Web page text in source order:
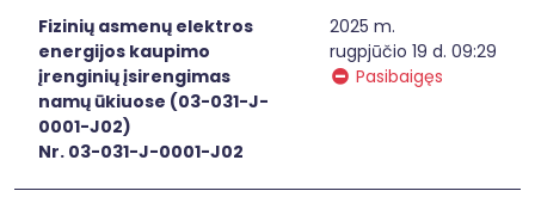
Fizinių asmenų elektros
energijos kaupimo
įrenginių įsirengimas
namų ūkiuose (03-031-J-
0001-J02)
Nr. 03-031-J-0001-J02
2025 m.
rugpjūčio 19 d. 09:29
Pasibaigęs